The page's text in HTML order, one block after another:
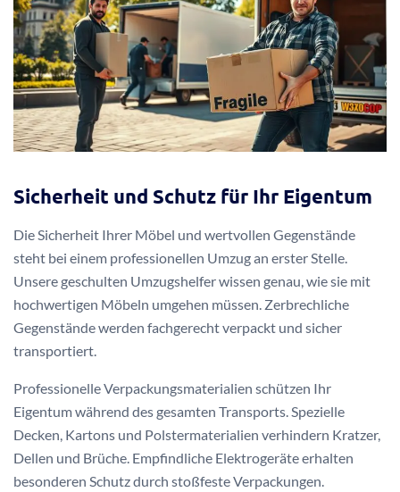
Sicherheit und Schutz für Ihr Eigentum
Die Sicherheit Ihrer Möbel und wertvollen Gegenstände
steht bei einem professionellen Umzug an erster Stelle.
Unsere geschulten Umzugshelfer wissen genau, wie sie mit
hochwertigen Möbeln umgehen müssen. Zerbrechliche
Gegenstände werden fachgerecht verpackt und sicher
transportiert.
Professionelle Verpackungsmaterialien schützen Ihr
Eigentum während des gesamten Transports. Spezielle
Decken, Kartons und Polstermaterialien verhindern Kratzer,
Dellen und Brüche. Empfindliche Elektrogeräte erhalten
besonderen Schutz durch stoßfeste Verpackungen.